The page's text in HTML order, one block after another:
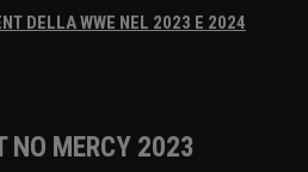
DELLA WWE NEL 2023 E 2024
NO MERCY 2023